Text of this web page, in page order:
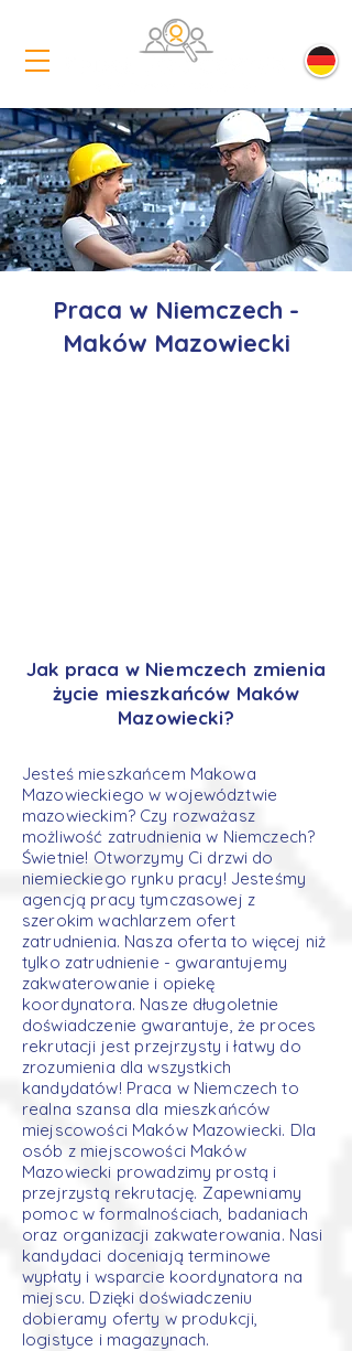
Praca w Niemczech -
Maków Mazowiecki
Jak praca w Niemczech zmienia
życie mieszkańców Maków
Mazowiecki?
Jesteś mieszkańcem Makowa
Mazowieckiego w województwie
mazowieckim? Czy rozważasz
możliwość zatrudnienia w Niemczech?
Świetnie! Otworzymy Ci drzwi do
niemieckiego rynku pracy! Jesteśmy
agencją pracy tymczasowej z
szerokim wachlarzem ofert
zatrudnienia. Nasza oferta to więcej niż
tylko zatrudnienie - gwarantujemy
zakwaterowanie i opiekę
koordynatora. Nasze długoletnie
doświadczenie gwarantuje, że proces
rekrutacji jest przejrzysty i łatwy do
zrozumienia dla wszystkich
kandydatów! Praca w Niemczech to
realna szansa dla mieszkańców
miejscowości Maków Mazowiecki. Dla
osób z miejscowości Maków
Mazowiecki prowadzimy prostą i
przejrzystą rekrutację. Zapewniamy
pomoc w formalnościach, badaniach
oraz organizacji zakwaterowania. Nasi
kandydaci doceniają terminowe
wypłaty i wsparcie koordynatora na
miejscu. Dzięki doświadczeniu
dobieramy oferty w produkcji,
logistyce i magazynach.